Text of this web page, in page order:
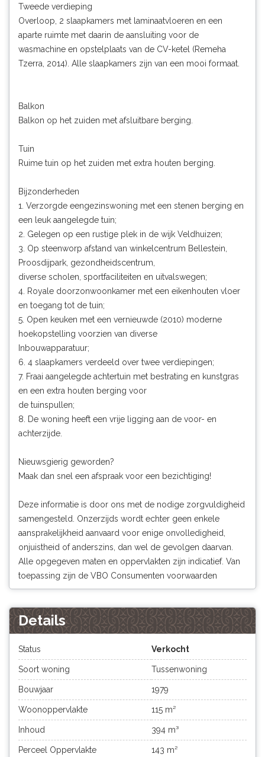
Tweede verdieping
Overloop, 2 slaapkamers met laminaatvloeren en een
aparte ruimte met daarin de aansluiting voor de
wasmachine en opstelplaats van de CV-ketel (Remeha
Tzerra, 2014). Alle slaapkamers zijn van een mooi formaat.
Balkon
Balkon op het zuiden met afsluitbare berging.
Tuin
Ruime tuin op het zuiden met extra houten berging.
Bijzonderheden
1. Verzorgde eengezinswoning met een stenen berging en
een leuk aangelegde tuin;
2. Gelegen op een rustige plek in de wijk Veldhuizen;
3. Op steenworp afstand van winkelcentrum Bellestein,
Proosdijpark, gezondheidscentrum,
diverse scholen, sportfaciliteiten en uitvalswegen;
4. Royale doorzonwoonkamer met een eikenhouten vloer
en toegang tot de tuin;
5. Open keuken met een vernieuwde (2010) moderne
hoekopstelling voorzien van diverse
Inbouwapparatuur;
6. 4 slaapkamers verdeeld over twee verdiepingen;
7. Fraai aangelegde achtertuin met bestrating en kunstgras
en een extra houten berging voor
de tuinspullen;
8. De woning heeft een vrije ligging aan de voor- en
achterzijde.
Nieuwsgierig geworden?
Maak dan snel een afspraak voor een bezichtiging!
Deze informatie is door ons met de nodige zorgvuldigheid
samengesteld. Onzerzijds wordt echter geen enkele
aansprakelijkheid aanvaard voor enige onvolledigheid,
onjuistheid of anderszins, dan wel de gevolgen daarvan.
Alle opgegeven maten en oppervlakten zijn indicatief. Van
toepassing zijn de VBO Consumenten voorwaarden
Details
Status Verkocht
Soort woning Tussenwoning
Bouwjaar 1979
Woonoppervlakte 115 m²
Inhoud 394 m³
Perceel Oppervlakte 143 m²